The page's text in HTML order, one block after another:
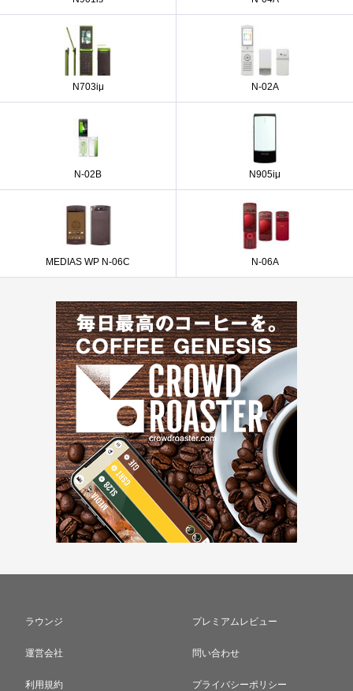
N703iμ N-02A
N-02B N905iμ
MEDIAS WP N-06C N-06A
ラウンジ プレミアムレビュー
運営会社 問い合わせ
利用規約 プライバシーポリシー